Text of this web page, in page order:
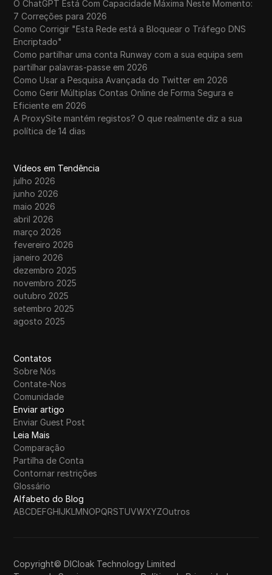
O ChatGPT Está Com Capacidade Máxima Neste Momento:
7 Correções para 2026
Como Corrigir "Esta Rede está a Bloquear o Tráfego DNS
Encriptado"
Como partilhar uma conta Runway com a sua equipa sem
partilhar palavras-passe em 2026
Como Usar a Pesquisa Avançada do Twitter em 2026
Como Gerir Múltiplas Contas Online de Forma Segura e
Eficiente em 2026
A ProxySite mantém registos? O que realmente diz a sua
política de 14 dias
Vídeos em Tendência
julho 2026
junho 2026
maio 2026
abril 2026
março 2026
fevereiro 2026
janeiro 2026
dezembro 2025
novembro 2025
outubro 2025
setembro 2025
agosto 2025
Contatos
Sobre Nós
Contate-Nos
Comunidade
Enviar artigo
Enviar Guest Post
Leia Mais
Comparação
Partilha de Conta
Contornar restrições
Glossário
Alfabeto do Blog
ABCDEFGHIJKLMNOPQRSTUVWXYZOutros
Copyright© DICloak Technology Limited